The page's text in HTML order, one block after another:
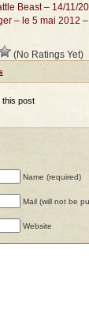
Beast – 14/11/
– le 5 mai 2012
(No Ratings Yet)
this post
Name (required)
Mail (will not be
Website